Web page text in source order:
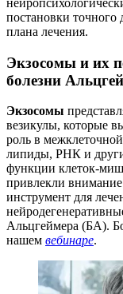
постановки точного
плана лечения.
Экзосомы и их
болезни
Экзосомы
везикулы, которые
роль в
липиды, РНК и
функции клеток-
привлекли
инструмент для
Альцгеймера (БА).
нашем вебинаре.